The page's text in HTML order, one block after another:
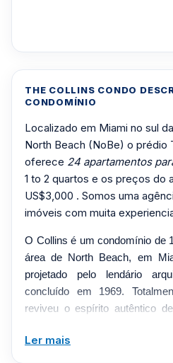
THE COLLINS CONDO
CONDOMÍNIO
Localizado em Miami no sul
North Beach (NoBe) o prédio
oferece 24 apartamentos
1 to 2 quartos e os preços do
US$3,000 . Somos uma
imóveis com muita
O Collins é um condomínio de
área de North Beach, em
projetado pelo lendário
concluído em 1969.
reviveu o espírito autêntico
modernos, oferecendo um
Ler mais